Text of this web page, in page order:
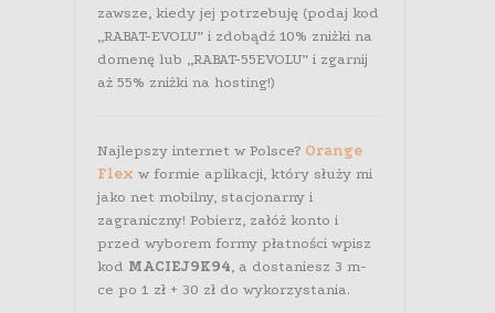
zawsze, kiedy jej potrzebuję (podaj kod
„RABAT-EVOLU” i zdobądź 10% zniżki na
domenę lub „RABAT-55EVOLU” i zgarnij
aż 55% zniżki na hosting!)
Najlepszy internet w Polsce? Orange
Flex w formie aplikacji, który służy mi
jako net mobilny, stacjonarny i
zagraniczny! Pobierz, załóż konto i
przed wyborem formy płatności wpisz
kod MACIEJ9K94, a dostaniesz 3 m-
ce po 1 zł + 30 zł do wykorzystania.